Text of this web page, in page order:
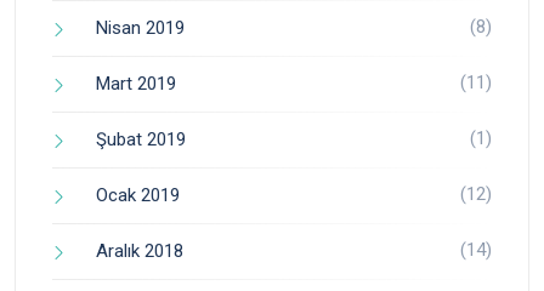
Nisan 2019 (8)
Mart 2019 (11)
Şubat 2019 (1)
Ocak 2019 (12)
Aralık 2018 (14)